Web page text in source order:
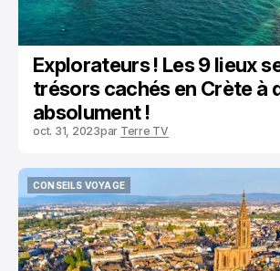
Explorateurs ! Les 9 lieux
trésors cachés en Crète à
absolument !
oct. 31, 2023par Terre TV
CONSEILS VOYAGE
CONSEILS VOYAGE